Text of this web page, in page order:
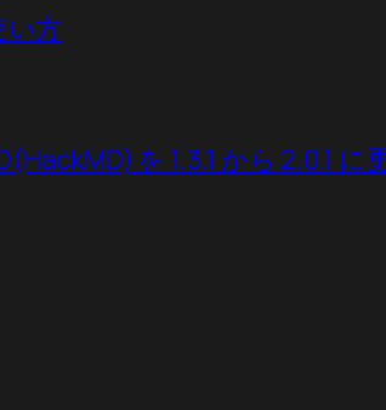
い方
を 1.3.1 から 2.0.1 に